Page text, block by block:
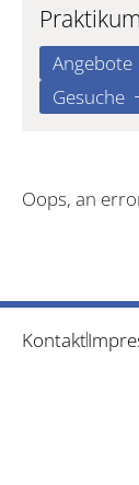
Praktikum
Angebote
Gesuche
Oops, an
Kontakt